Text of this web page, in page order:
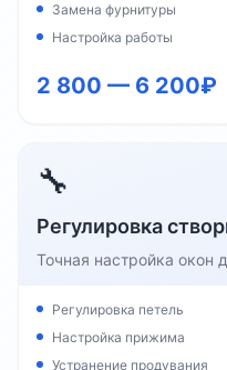
Замена фурнитуры
Настройка работы
2 800 — 6 200₽
🔧
Регулировка
Точная настройка окон
Регулировка петель
Настройка прижима
Устранение продувания